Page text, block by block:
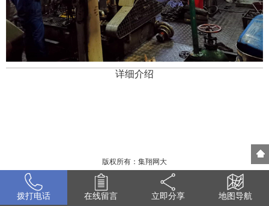
详细介绍
版权所有：集翔网大
拨打电话 在线留言 立即分享 地图导航